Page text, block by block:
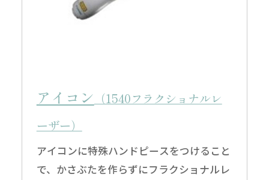
アイコン （1540フラクショナルレ
ーザー）
アイコンに特殊ハンドピースをつけること
で、かさぶたを作らずにフラクショナルレ